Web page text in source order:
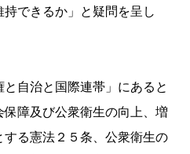
できるか」と疑問を呈し
自治と国際連帯」にあると
障及び公衆衛生の向上、増
る憲法２５条、公衆衛生の